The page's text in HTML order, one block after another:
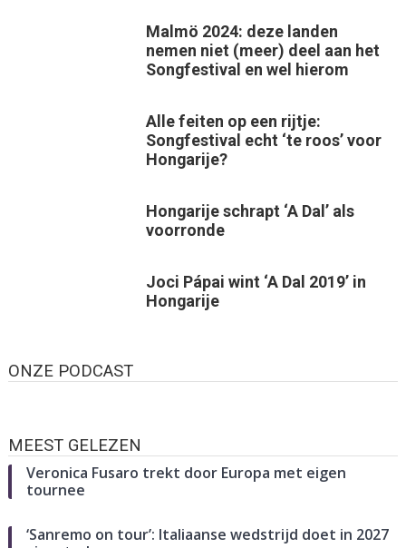
Malmö 2024: deze landen
nemen niet (meer) deel aan het
Songfestival en wel hierom
Alle feiten op een rijtje:
Songfestival echt ‘te roos’ voor
Hongarije?
Hongarije schrapt ‘A Dal’ als
voorronde
Joci Pápai wint ‘A Dal 2019’ in
Hongarije
ONZE PODCAST
MEEST GELEZEN
Veronica Fusaro trekt door Europa met eigen
tournee
‘Sanremo on tour’: Italiaanse wedstrijd doet in 2027